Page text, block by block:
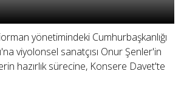
yönetimindeki Cumhurbaşkanlığı
viyolonsel sanatçısı Onur Şenler'in
hazırlık sürecine, Konsere Davet'te